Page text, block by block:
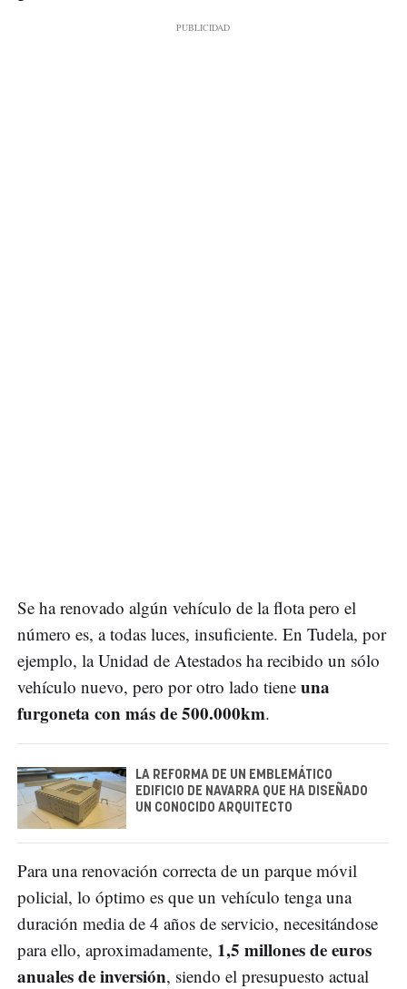
Se ha renovado algún vehículo de la flota pero el
número es, a todas luces, insuficiente. En Tudela, por
ejemplo, la Unidad de Atestados ha recibido un sólo
vehículo nuevo, pero por otro lado tiene una
furgoneta con más de 500.000km.
LA REFORMA DE UN EMBLEMÁTICO
EDIFICIO DE NAVARRA QUE HA DISEÑADO
UN CONOCIDO ARQUITECTO
Para una renovación correcta de un parque móvil
policial, lo óptimo es que un vehículo tenga una
duración media de 4 años de servicio, necesitándose
para ello, aproximadamente, 1,5 millones de euros
anuales de inversión, siendo el presupuesto actual